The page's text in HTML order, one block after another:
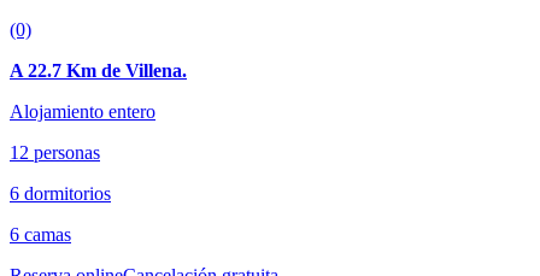
(0)
A 22.7 Km de Villena.
Alojamiento entero
12 personas
6 dormitorios
6 camas